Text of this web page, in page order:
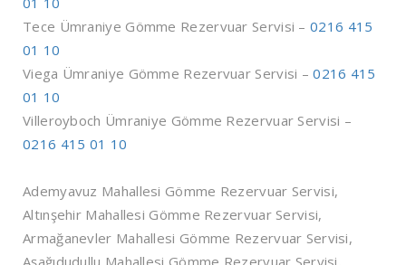
Tece Ümraniye Gömme Rezervuar Servisi – 0216 415
01 10
Viega Ümraniye Gömme Rezervuar Servisi –0216 415
01 10
Villeroyboch Ümraniye Gömme Rezervuar Servisi –
0216 415 01 10
Ademyavuz Mahallesi Gömme Rezervuar Servisi,
Altınşehir Mahallesi Gömme Rezervuar Servisi,
Armağanevler Mahallesi Gömme Rezervuar Servisi,